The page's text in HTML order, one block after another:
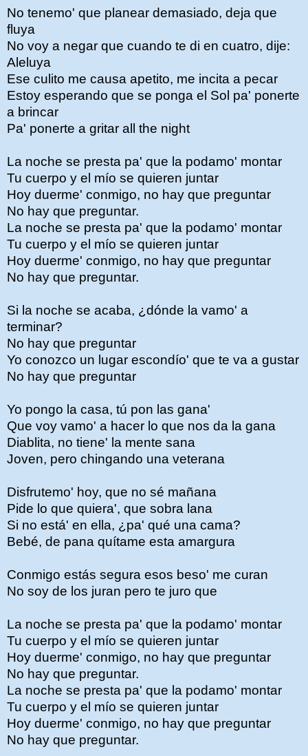
No tenemo' que planear demasiado, deja que
fluya
No voy a negar que cuando te di en cuatro, dije:
Aleluya
Ese culito me causa apetito, me incita a pecar
Estoy esperando que se ponga el Sol pa' ponerte
a brincar
Pa' ponerte a gritar all the night
La noche se presta pa' que la podamo' montar
Tu cuerpo y el mío se quieren juntar
Hoy duerme' conmigo, no hay que preguntar
No hay que preguntar.
La noche se presta pa' que la podamo' montar
Tu cuerpo y el mío se quieren juntar
Hoy duerme' conmigo, no hay que preguntar
No hay que preguntar.
Si la noche se acaba, ¿dónde la vamo' a
terminar?
No hay que preguntar
Yo conozco un lugar escondío' que te va a gustar
No hay que preguntar
Yo pongo la casa, tú pon las gana'
Que voy vamo' a hacer lo que nos da la gana
Diablita, no tiene' la mente sana
Joven, pero chingando una veterana
Disfrutemo' hoy, que no sé mañana
Pide lo que quiera', que sobra lana
Si no está' en ella, ¿pa' qué una cama?
Bebé, de pana quítame esta amargura
Conmigo estás segura esos beso' me curan
No soy de los juran pero te juro que
La noche se presta pa' que la podamo' montar
Tu cuerpo y el mío se quieren juntar
Hoy duerme' conmigo, no hay que preguntar
No hay que preguntar.
La noche se presta pa' que la podamo' montar
Tu cuerpo y el mío se quieren juntar
Hoy duerme' conmigo, no hay que preguntar
No hay que preguntar.